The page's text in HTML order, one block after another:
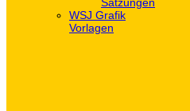
WSJ Grafik
Vorlagen